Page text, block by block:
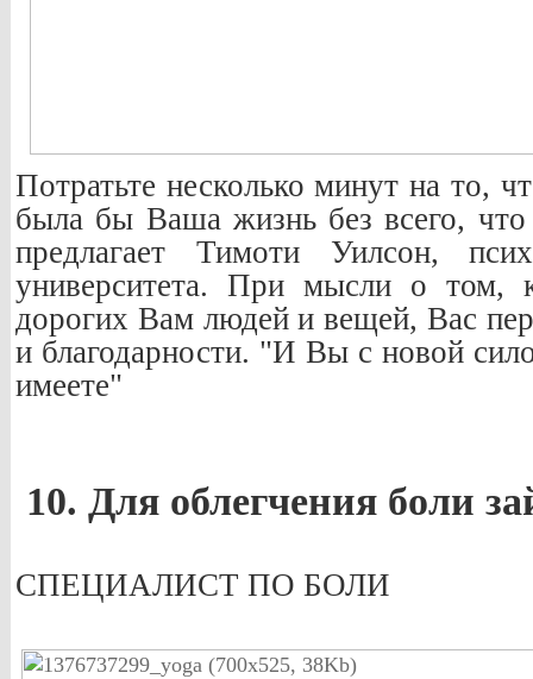
Потратьте несколько минут на то,
была бы Ваша жизнь без всего,
предлагает Тимоти Уилсон,
университета. При мысли о
дорогих Вам людей и вещей, Вас
и благодарности. "И Вы с новой
имеете"
10. Для облегчения боли
СПЕЦИАЛИСТ ПО БОЛИ